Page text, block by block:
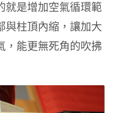
就是增加空氣循環範
與柱頂內縮，讓加大
，能更無死角的吹拂